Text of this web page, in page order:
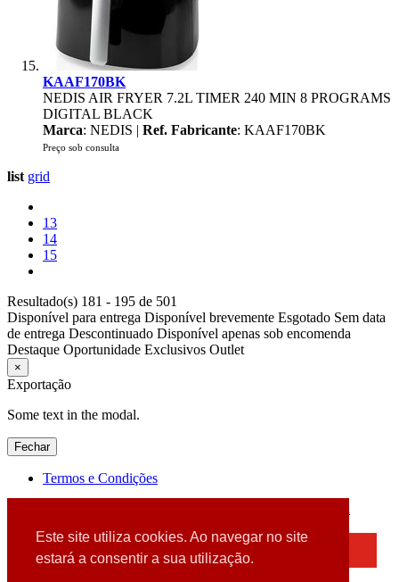
Este site utiliza cookies. Ao navegar no site
estará a consentir a sua utilização.
KAAF170BK
NEDIS AIR FRYER 7.2L TIMER 240 MIN 8 PROGRAMS
DIGITAL BLACK
Marca: NEDIS | Ref. Fabricante: KAAF170BK
Preço sob consulta
list grid
13
14
15
Resultado(s) 181 - 195 de 501
Disponível para entrega Disponível brevemente Esgotado Sem data
de entrega Descontinuado Disponível apenas sob encomenda
Destaque Oportunidade Exclusivos Outlet
×
Exportação
Some text in the modal.
Fechar
Termos e Condições
Detectamos que está a usar um browser desatualizado